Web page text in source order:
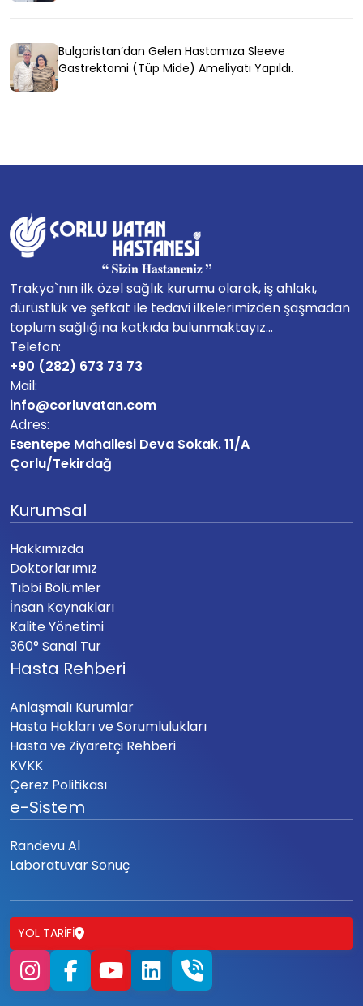
Bulgaristan’dan Gelen Hastamıza Sleeve
Gastrektomi (Tüp Mide) Ameliyatı Yapıldı.
Trakya`nın ilk özel sağlık kurumu olarak, iş ahlakı,
dürüstlük ve şefkat ile tedavi ilkelerimizden şaşmadan
toplum sağlığına katkıda bulunmaktayız...
Telefon:
+90 (282) 673 73 73
Mail:
info@corluvatan.com
Adres:
Esentepe Mahallesi Deva Sokak. 11/A
Çorlu/Tekirdağ
Kurumsal
Hakkımızda
Doktorlarımız
Tıbbi Bölümler
İnsan Kaynakları
Kalite Yönetimi
360° Sanal Tur
Hasta Rehberi
Anlaşmalı Kurumlar
Hasta Hakları ve Sorumlulukları
Hasta ve Ziyaretçi Rehberi
KVKK
Çerez Politikası
e-Sistem
Randevu Al
Laboratuvar Sonuç
YOL TARIFI